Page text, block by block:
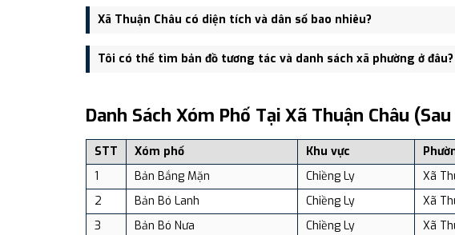
Trụ sở hành chính mới của Xã Thuận Châu đặt tại Tiểu khu 7, xã
tiện giao thông.
Xã Thuận Châu có diện tích và dân số bao nhiêu?
Xã Thuận Châu có Diện tích: 132.83 km², Dân số: 46,958 người, Mật
Tôi có thể tìm bản đồ tương tác và danh sách xã phường ở đâu?
dịch vụ và du lịch uy tín tại Việt Nam.
Danh Sách Xóm Phố Tại Xã Thuận Châu
STT Xóm phố Khu vực
1
Bản Bắng Mặn Chiềng Ly Xã
2
Bản Bó Lanh Chiềng Ly Xã
3
Bản Bó Nưa Chiềng Ly Xã